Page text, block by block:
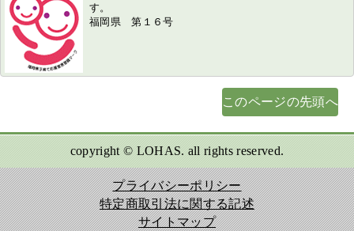
このページの先頭へ
す。
福岡県 第１６号
copyright © LOHAS. all rights reserved.
プライバシーポリシー
特定商取引法に関する記述
サイトマップ